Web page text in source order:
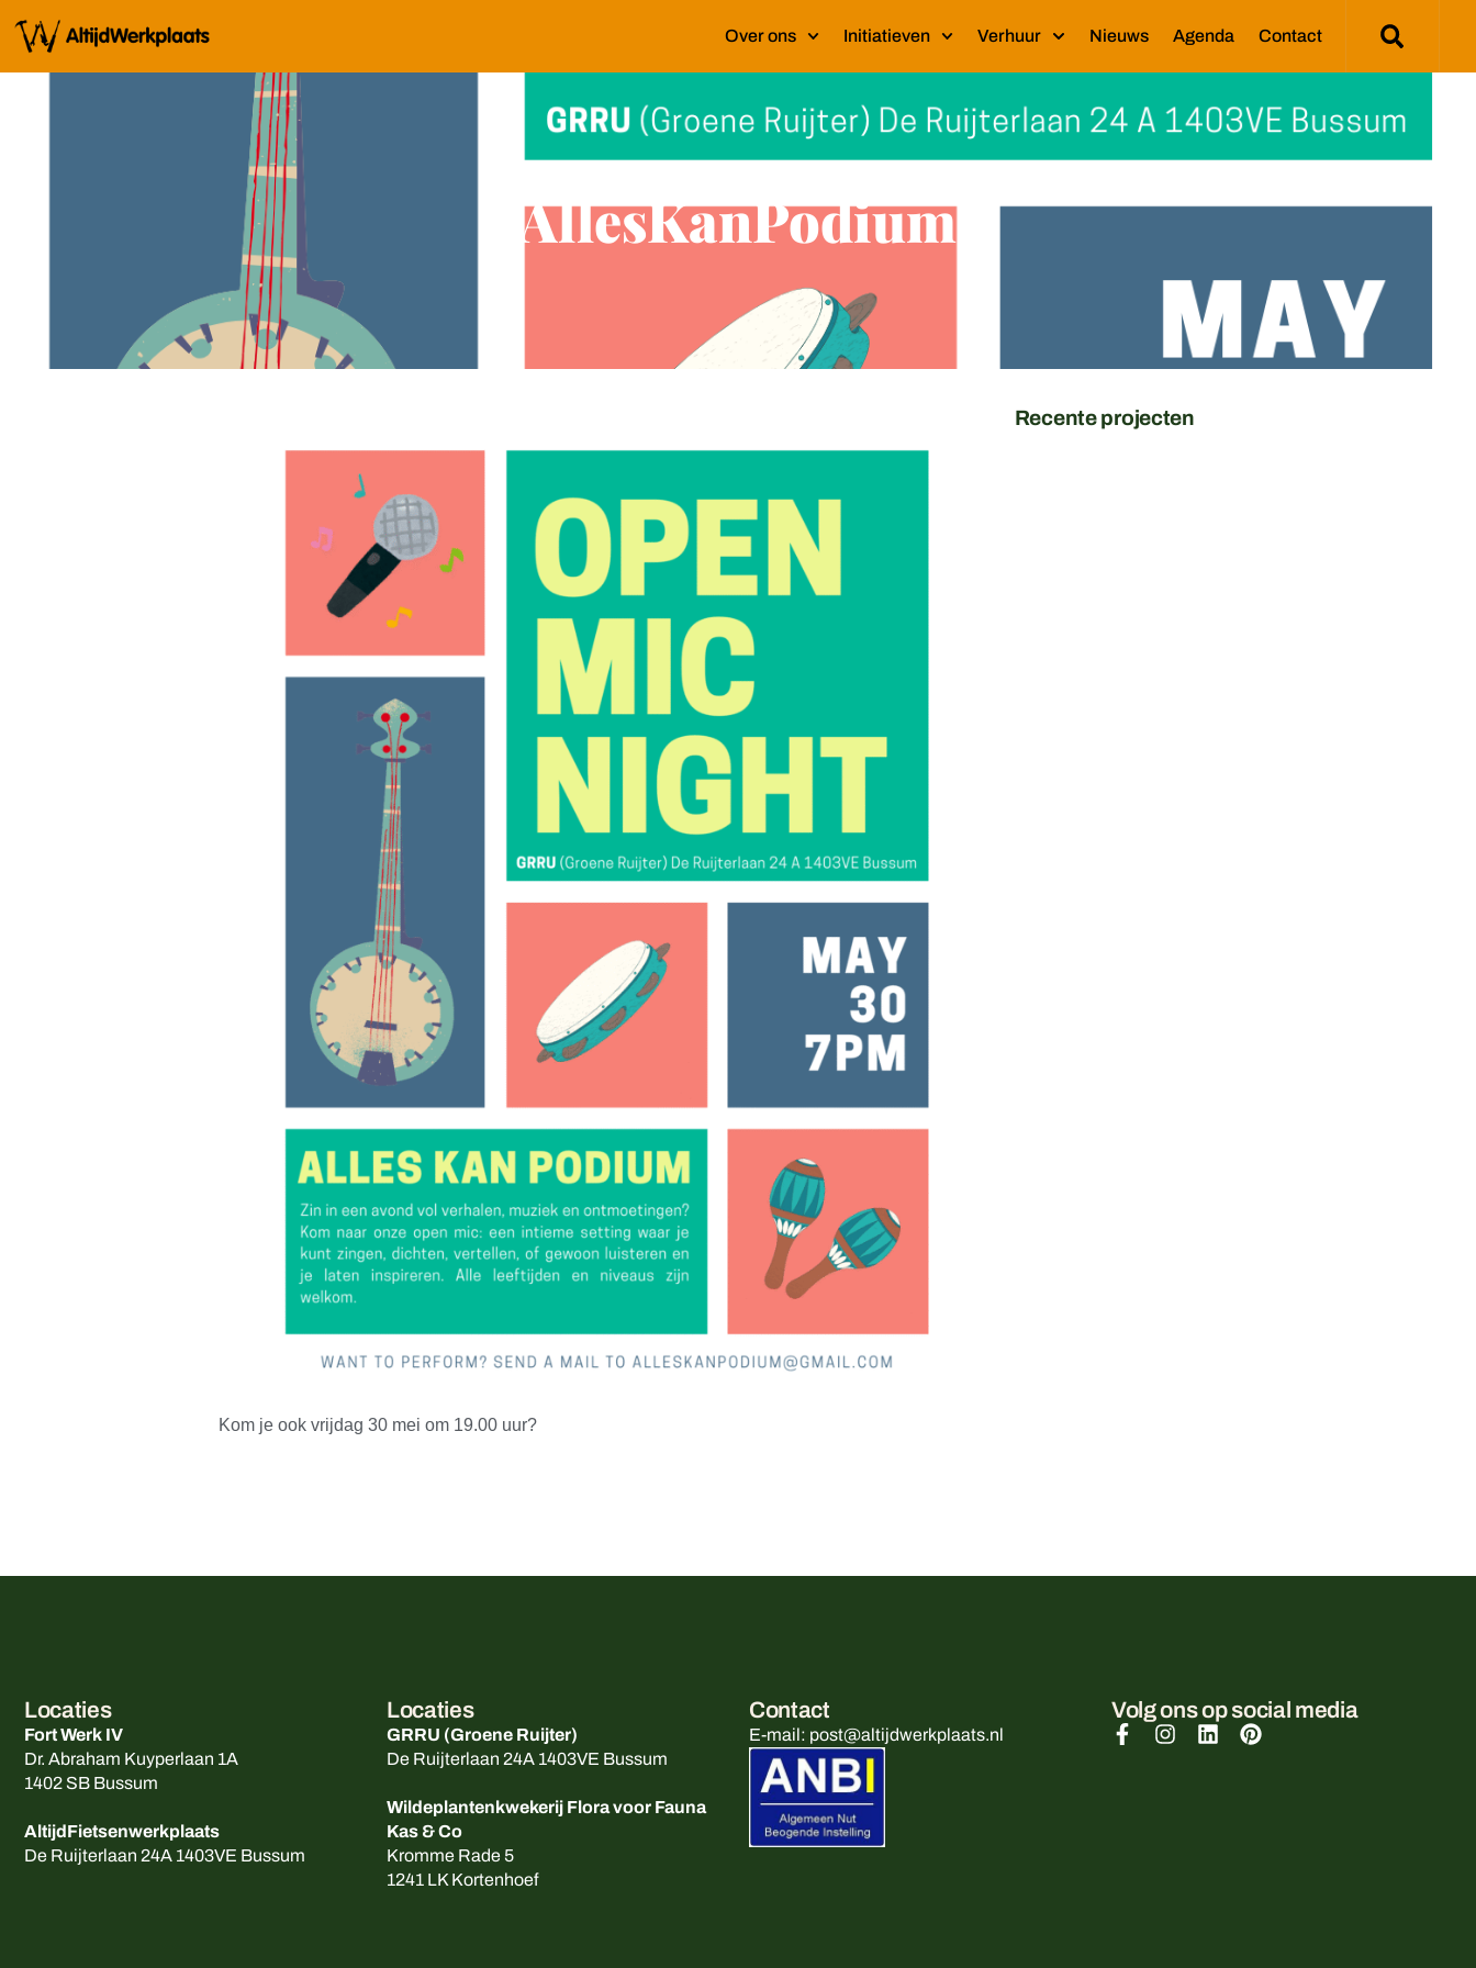
Over ons Initiatieven Verhuur Nieuws Agenda Contact
AllesKanPodium
Kom je ook vrijdag 30 mei om 19.00 uur?
Recente projecten
Locaties
Fort Werk IV
Dr. Abraham Kuyperlaan 1A
1402 SB Bussum
AltijdFietsenwerkplaats
De Ruijterlaan 24A 1403VE Bussum
Locaties
GRRU (Groene Ruijter)
De Ruijterlaan 24A 1403VE Bussum
Wildeplantenkwekerij Flora voor Fauna
Kas & Co
Kromme Rade 5
1241 LK Kortenhoef
Contact
E-mail: post@altijdwerkplaats.nl
Volg ons op social media